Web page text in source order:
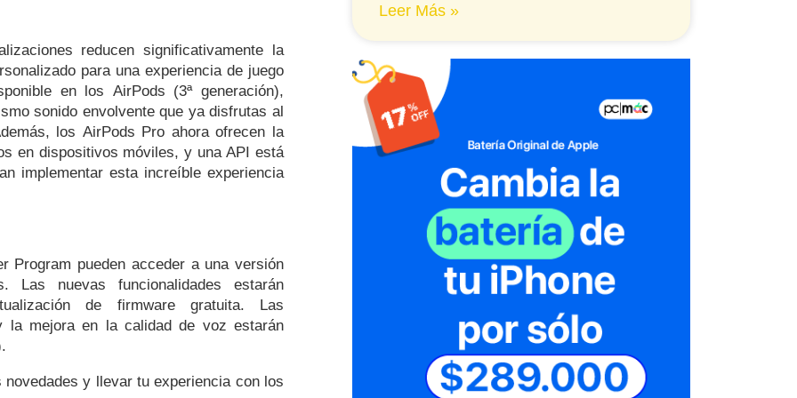
reducen significativamente la
para una experiencia de juego
en los AirPods (3ª generación),
sonido envolvente que ya disfrutas al
los AirPods Pro ahora ofrecen la
en dispositivos móviles, y una API está
implementar esta increíble experiencia
Program pueden acceder a una versión
Las nuevas funcionalidades estarán
de firmware gratuita. Las
la mejora en la calidad de voz estarán
y llevar tu experiencia con los
Leer Más »